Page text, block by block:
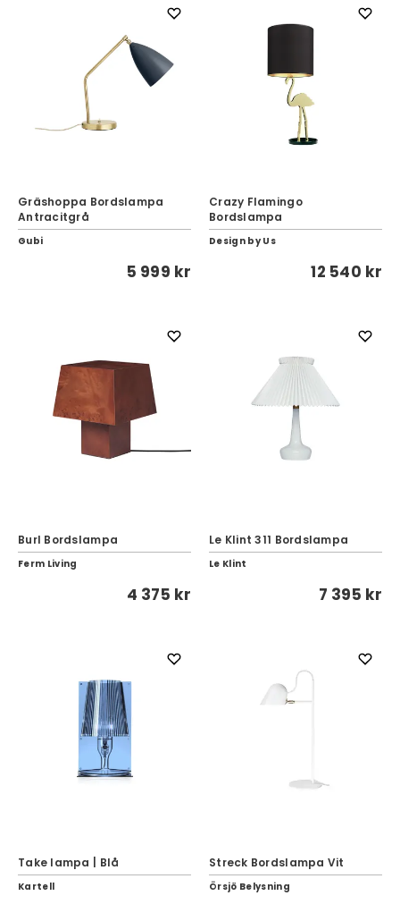
Gräshoppa Bordslampa
Antracitgrå
Gubi
5 999 kr
Crazy Flamingo
Bordslampa
Design by Us
12 540 kr
Burl Bordslampa
Ferm Living
4 375 kr
Le Klint 311 Bordslampa
Le Klint
7 395 kr
Take lampa | Blå
Kartell
Streck Bordslampa Vit
Örsjö Belysning